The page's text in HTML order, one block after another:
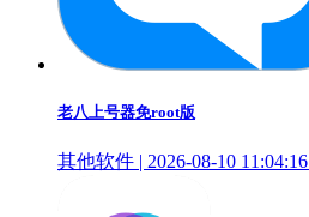
老八上号器免root版
其他软件 | 2026-08-10 11:04:16